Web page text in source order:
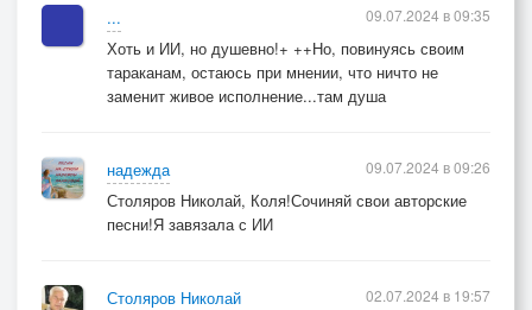
...
Хоть и ИИ, но душевно!+ ++Но, повинуясь своим
тараканам, остаюсь при мнении, что ничто не
заменит живое исполнение...там душа
09.07.2024 в 09:35
надежда
Столяров Николай, Коля!Сочиняй свои авторские
песни!Я завязала с ИИ
09.07.2024 в 09:26
Столяров Николай
02.07.2024 в 19:57